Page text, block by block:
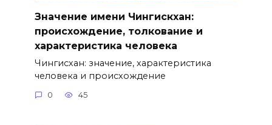
Значение имени Чингискхан:
происхождение, толкование и
характеристика человека
Чингисхан: значение, характеристика
человека и происхождение
0 45